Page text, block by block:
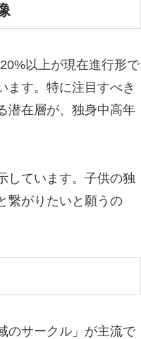
以上が現在進行形で
ます。特に注目すべき
潜在層が、独身中高年
しています。子供の独
繋がりたいと願うの
のサークル」が主流で